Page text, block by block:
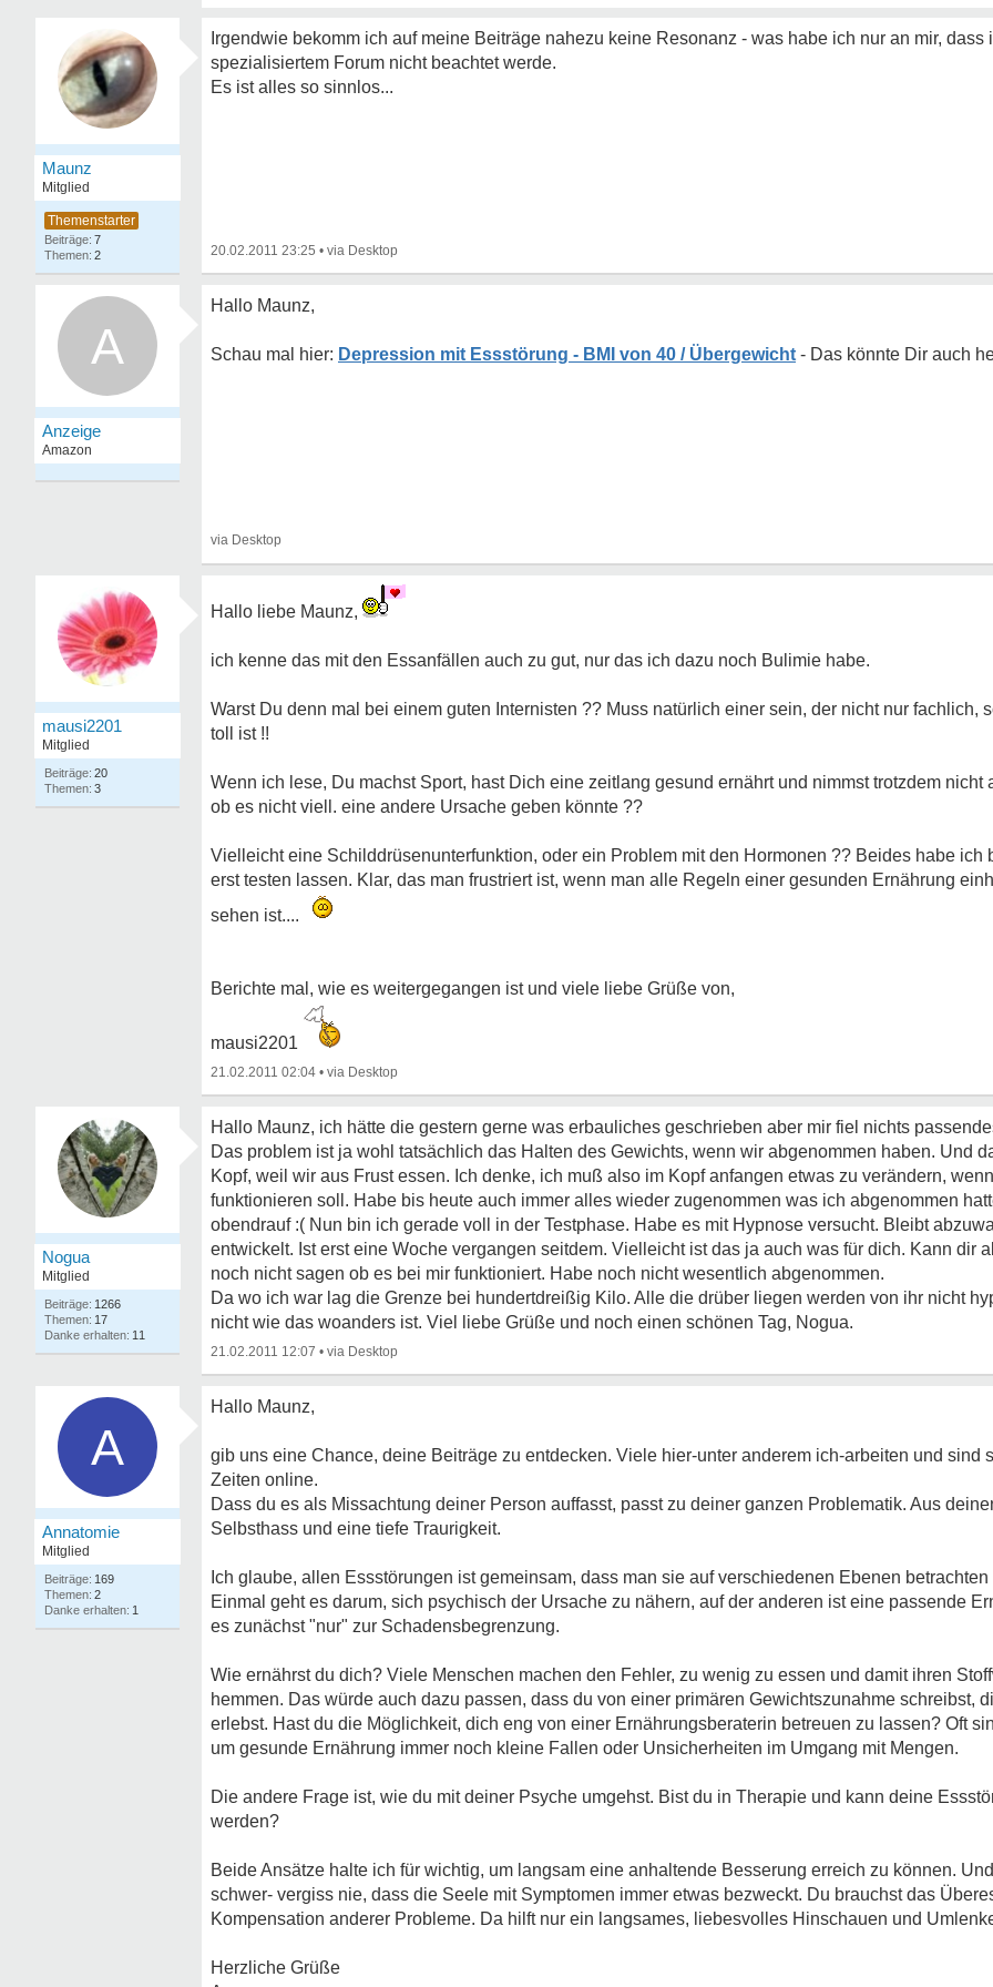
Maunz
Mitglied
7
2
Irgendwie bekomm ich auf meine Beiträge nahezu keine Resonanz - was habe ich nur an mir, dass
spezialisiertem Forum nicht beachtet werde.
Es ist alles so sinnlos...
20.02.2011 23:25 •
A
Hallo Maunz,
Depression mit Essstörung - BMI von 40 / Übergewicht
mausi2201
Mitglied
20
3
Hallo liebe Maunz,
ich kenne das mit den Essanfällen auch zu gut, nur das ich dazu noch Bulimie habe.
Warst Du denn mal bei einem guten Internisten ?? Muss natürlich einer sein, der nicht nur fachlich,
toll ist !!
Wenn ich lese, Du machst Sport, hast Dich eine zeitlang gesund ernährt und nimmst trotzdem nicht
ob es nicht viell. eine andere Ursache geben könnte ??
Vielleicht eine Schilddrüsenunterfunktion, oder ein Problem mit den Hormonen ?? Beides habe ich
erst testen lassen. Klar, das man frustriert ist, wenn man alle Regeln einer gesunden Ernährung
sehen ist....
Berichte mal, wie es weitergegangen ist und viele liebe Grüße von,
mausi2201
21.02.2011 02:04 •
Nogua
Mitglied
1266
17
11
Hallo Maunz, ich hätte die gestern gerne was erbauliches geschrieben aber mir fiel nichts
Das problem ist ja wohl tatsächlich das Halten des Gewichts, wenn wir abgenommen haben. Und
Kopf, weil wir aus Frust essen. Ich denke, ich muß also im Kopf anfangen etwas zu verändern,
funktionieren soll. Habe bis heute auch immer alles wieder zugenommen was ich abgenommen
obendrauf :( Nun bin ich gerade voll in der Testphase. Habe es mit Hypnose versucht. Bleibt
entwickelt. Ist erst eine Woche vergangen seitdem. Vielleicht ist das ja auch was für dich. Kann dir
noch nicht sagen ob es bei mir funktioniert. Habe noch nicht wesentlich abgenommen.
Da wo ich war lag die Grenze bei hundertdreißig Kilo. Alle die drüber liegen werden von ihr nicht
nicht wie das woanders ist. Viel liebe Grüße und noch einen schönen Tag, Nogua.
21.02.2011 12:07 •
A
Annatomie
Mitglied
169
2
1
Hallo Maunz,
gib uns eine Chance, deine Beiträge zu entdecken. Viele hier-unter anderem ich-arbeiten und sind
Zeiten online.
Dass du es als Missachtung deiner Person auffasst, passt zu deiner ganzen Problematik. Aus
Selbsthass und eine tiefe Traurigkeit.
Ich glaube, allen Essstörungen ist gemeinsam, dass man sie auf verschiedenen Ebenen
Einmal geht es darum, sich psychisch der Ursache zu nähern, auf der anderen ist eine passende
es zunächst "nur" zur Schadensbegrenzung.
Wie ernährst du dich? Viele Menschen machen den Fehler, zu wenig zu essen und damit ihren
hemmen. Das würde auch dazu passen, dass du von einer primären Gewichtszunahme schreibst,
erlebst. Hast du die Möglichkeit, dich eng von einer Ernährungsberaterin betreuen zu lassen? Oft
um gesunde Ernährung immer noch kleine Fallen oder Unsicherheiten im Umgang mit Mengen.
Die andere Frage ist, wie du mit deiner Psyche umgehst. Bist du in Therapie und kann deine
werden?
Beide Ansätze halte ich für wichtig, um langsam eine anhaltende Besserung erreich zu können.
schwer- vergiss nie, dass die Seele mit Symptomen immer etwas bezweckt. Du brauchst das
Kompensation anderer Probleme. Da hilft nur ein langsames, liebesvolles Hinschauen und
Herzliche Grüße